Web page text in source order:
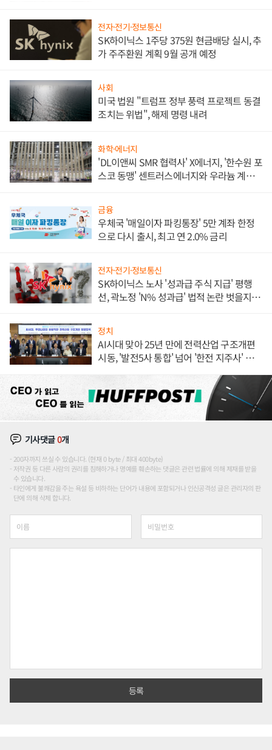
전자·전기·정보통신
SK하이닉스 1주당 375원 현금배당 실시, 추
가 주주환원 계획 9월 공개 예정
사회
미국 법원 "트럼프 정부 풍력 프로젝트 동결
조치는 위법", 해제 명령 내려
화학·에너지
'DL이앤씨 SMR 협력사' X에너지, '한수원 포
스코 동맹' 센트러스에너지와 우라늄 계약
금융
우체국 '매일이자 파킹통장' 5만 계좌 한정
으로 다시 출시, 최고 연 2.0% 금리
전자·전기·정보통신
SK하이닉스 노사 '성과급 주식 지급' 평행
선, 곽노정 'N% 성과급' 법적 논란 벗을지 주
정치
AI시대 맞아 25년 만에 전력산업 구조개편
시동, '발전5사 통합' 넘어 '한전 지주사' 재편
기사댓글0개
200자까지 쓰실 수 있습니다. (현재 0 byte / 최대 400byte)
저작권 등 다른 사람의 권리를 침해하거나 명예를 훼손하는 댓글은 관련 법률에 의해 제재를 받을
수 있습니다.
타인에게 불쾌감을 주는 욕설 등 비하하는 단어가 내용에 포함되거나 인신공격성 글은 관리자의 판
단에 의해 삭제 합니다.